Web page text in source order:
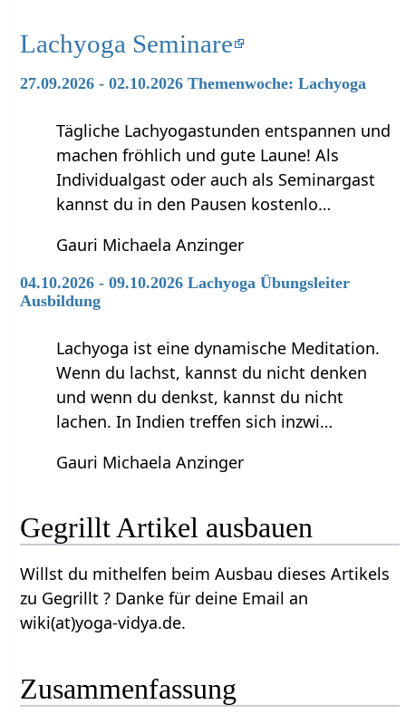
Lachyoga Seminare
27.09.2026 - 02.10.2026 Themenwoche: Lachyoga
Tägliche Lachyogastunden entspannen und
machen fröhlich und gute Laune! Als
Individualgast oder auch als Seminargast
kannst du in den Pausen kostenlo…
Gauri Michaela Anzinger
04.10.2026 - 09.10.2026 Lachyoga Übungsleiter
Ausbildung
Lachyoga ist eine dynamische Meditation.
Wenn du lachst, kannst du nicht denken
und wenn du denkst, kannst du nicht
lachen. In Indien treffen sich inzwi…
Gauri Michaela Anzinger
Gegrillt‏‎ Artikel ausbauen
Willst du mithelfen beim Ausbau dieses Artikels
zu Gegrillt‏‎ ? Danke für deine Email an
wiki(at)yoga-vidya.de.
Zusammenfassung